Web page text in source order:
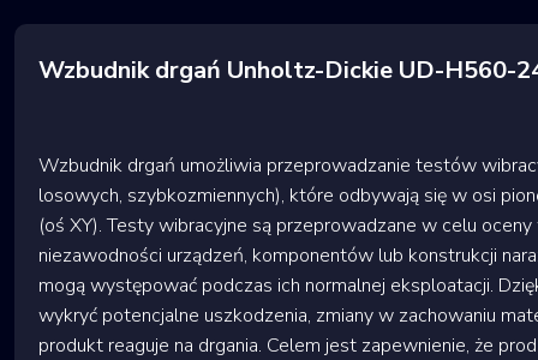
Wzbudnik drgań Unholtz-Dickie UD-H560-
Wzbudnik drgań umożliwia przeprowadzanie testów
losowych, szybkozmiennych), które odbywają się w osi
(oś XY). Testy wibracyjne są przeprowadzane w celu
niezawodności urządzeń, komponentów lub konstrukcji
mogą występować podczas ich normalnej eksploatacji.
wykryć potencjalne uszkodzenia, zmiany w zachowaniu
produkt reaguje na drgania. Celem jest zapewnienie, że